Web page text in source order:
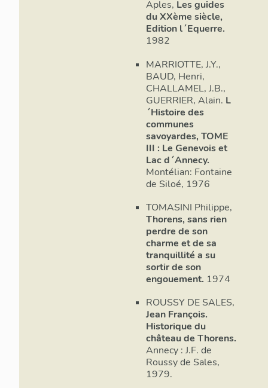
Aples, Les guides
du XXème siècle,
Edition l´Equerre.
1982
MARRIOTTE, J.Y.,
BAUD, Henri,
CHALLAMEL, J.B.,
GUERRIER, Alain. L
´Histoire des
communes
savoyardes, TOME
III : Le Genevois et
Lac d´Annecy.
Montélian: Fontaine
de Siloé, 1976
TOMASINI Philippe,
Thorens, sans rien
perdre de son
charme et de sa
tranquillité a su
sortir de son
engouement. 1974
ROUSSY DE SALES,
Jean François.
Historique du
château de Thorens.
Annecy : J.F. de
Roussy de Sales,
1979.